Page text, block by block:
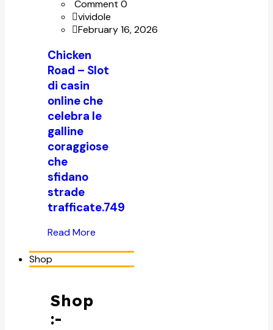
Comment 0
vividole
February 16, 2026
Chicken
Road – Slot
di casin
online che
celebra le
galline
coraggiose
che
sfidano
strade
trafficate.749
Read More
Shop
Shop
:-